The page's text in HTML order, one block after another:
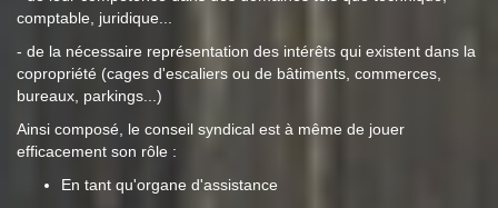
comptable, juridique...
- de la nécessaire représentation des intérêts qui existent dans la
copropriété (cages d'escaliers ou de bâtiments, commerces,
bureaux, parkings...)
Ainsi composé, le conseil syndical est à même de jouer
efficacement son rôle :
En tant qu'organe d'assistance